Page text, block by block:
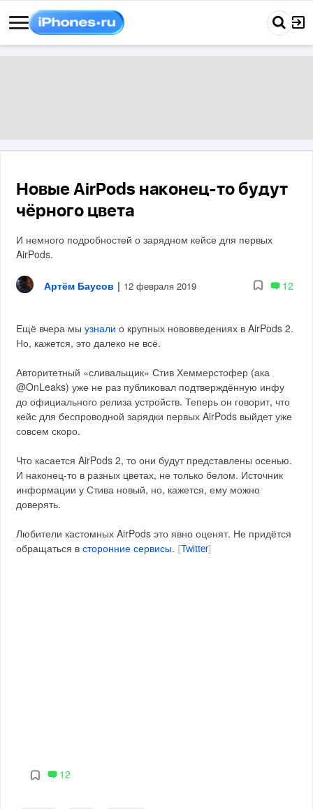
Новые AirPods наконец-то будут
чёрного цвета
И немного подробностей о зарядном кейсе для первых
AirPods.
Артём Баусов | 12 февраля 2019 12
Ещё вчера мыузнали о крупных нововведениях в AirPods 2.
Но, кажется, это далеко не всё.
Авторитетный «сливальщик» Стив Хеммерстофер (ака
@OnLeaks) уже не раз публиковал подтверждённую инфу
до официального релиза устройств. Теперь он говорит, что
кейс для беспроводной зарядки первых AirPods выйдет уже
совсем скоро.
Что касается AirPods 2, то они будут представлены осенью.
И наконец-то в разных цветах, не только белом. Источник
информации у Стива новый, но, кажется, ему можно
доверять.
Любители кастомных AirPods это явно оценят. Не придётся
обращаться всторонние сервисы. Twitter]
12